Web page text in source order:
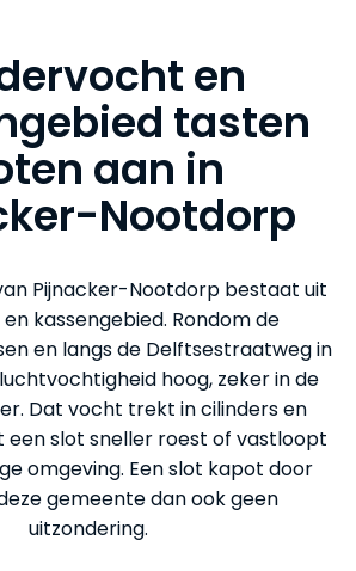
en
tasten
aan in
Nootdorp
Pijnacker-Nootdorp bestaat uit
kassengebied. Rondom de
en langs de Delftsestraatweg in
hoog, zeker in de
Dat vocht trekt in cilinders en
een slot sneller roest of vastloopt
omgeving. Een slot kapot door
gemeente dan ook geen
uitzondering.